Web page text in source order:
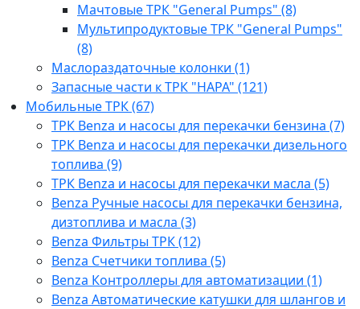
Мачтовые ТРК "General Pumps" (8)
Мультипродуктовые ТРК "General Pumps"
(8)
Маслораздаточные колонки (1)
Запасные части к ТРК "НАРА" (121)
Мобильные ТРК (67)
ТРК Benza и насосы для перекачки бензина (7)
ТРК Benza и насосы для перекачки дизельного
топлива (9)
ТРК Benza и насосы для перекачки масла (5)
Benza Ручные насосы для перекачки бензина,
дизтоплива и масла (3)
Benza Фильтры ТРК (12)
Benza Счетчики топлива (5)
Benza Контроллеры для автоматизации (1)
Benza Автоматические катушки для шлангов и